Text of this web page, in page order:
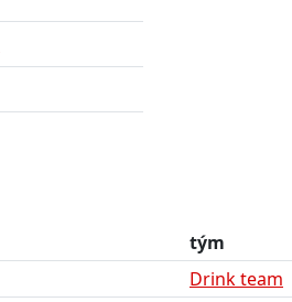
tým
Drink team